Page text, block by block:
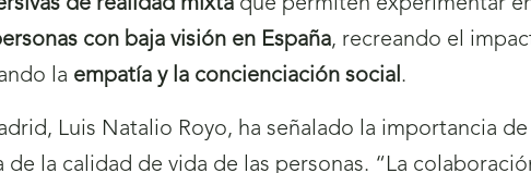
de realidad mixta que permiten experimentar
con baja visión en España, recreando el
la empatía y la concienciación social.
Luis Natalio Royo, ha señalado la importancia
la calidad de vida de las personas. “La